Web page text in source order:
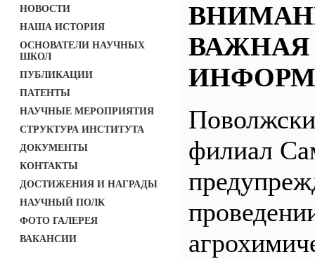
НОВОСТИ
НАША ИСТОРИЯ
ОСНОВАТЕЛИ НАУЧНЫХ
ШКОЛ
ПУБЛИКАЦИИ
ПАТЕНТЫ
НАУЧНЫЕ МЕРОПРИЯТИЯ
СТРУКТУРА ИНСТИТУТА
ДОКУМЕНТЫ
КОНТАКТЫ
ДОСТИЖЕНИЯ И НАГРАДЫ
НАУЧНЫЙ ПОЛК
ФОТО ГАЛЕРЕЯ
ВАКАНСИИ
ВАЖНАЯ
филиал